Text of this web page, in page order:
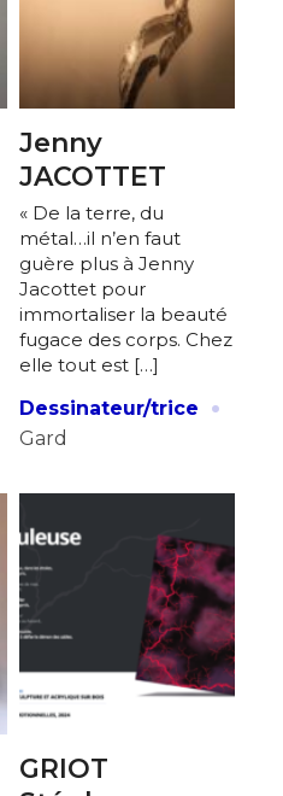
Jenny
JACOTTET
« De la terre, du
métal…il n’en faut
guère plus à Jenny
Jacottet pour
immortaliser la beauté
fugace des corps. Chez
elle tout est […]
Dessinateur/trice
·
Gard
GRIOT